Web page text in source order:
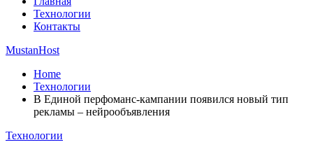
Технологии
Контакты
MustanHost
Home
Технологии
В Единой перфоманс-кампании появился новый тип
рекламы – нейрообъявления
Технологии